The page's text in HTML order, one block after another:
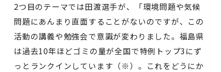
2つ目のテーマでは田渡選手が、「環境問題や気候
問題にあんまり直面することがないのですが、この
活動の講義や勉強会で意識が変わりました。福島県
は過去10年ほどゴミの量が全国で特例トップ3にず
っとランクインしています（※）。これをどうにか